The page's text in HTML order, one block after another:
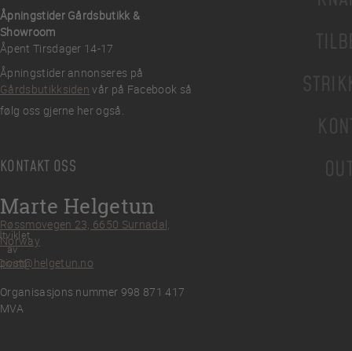
Åpningstider Gårdsbutikk &
Showroom
Åpent Tirsdager 14-17
Åpningstider annonseres på
Gårdsbutikksiden vår på Facebook så
følg oss gjerne her også.
KONTAKT OSS
Marte Helgetun
Røssmovegen 23, 6650 Surnadal,
Norway
post@helgetun.no
Organisasjons nummer 998 871 417
MVA
av